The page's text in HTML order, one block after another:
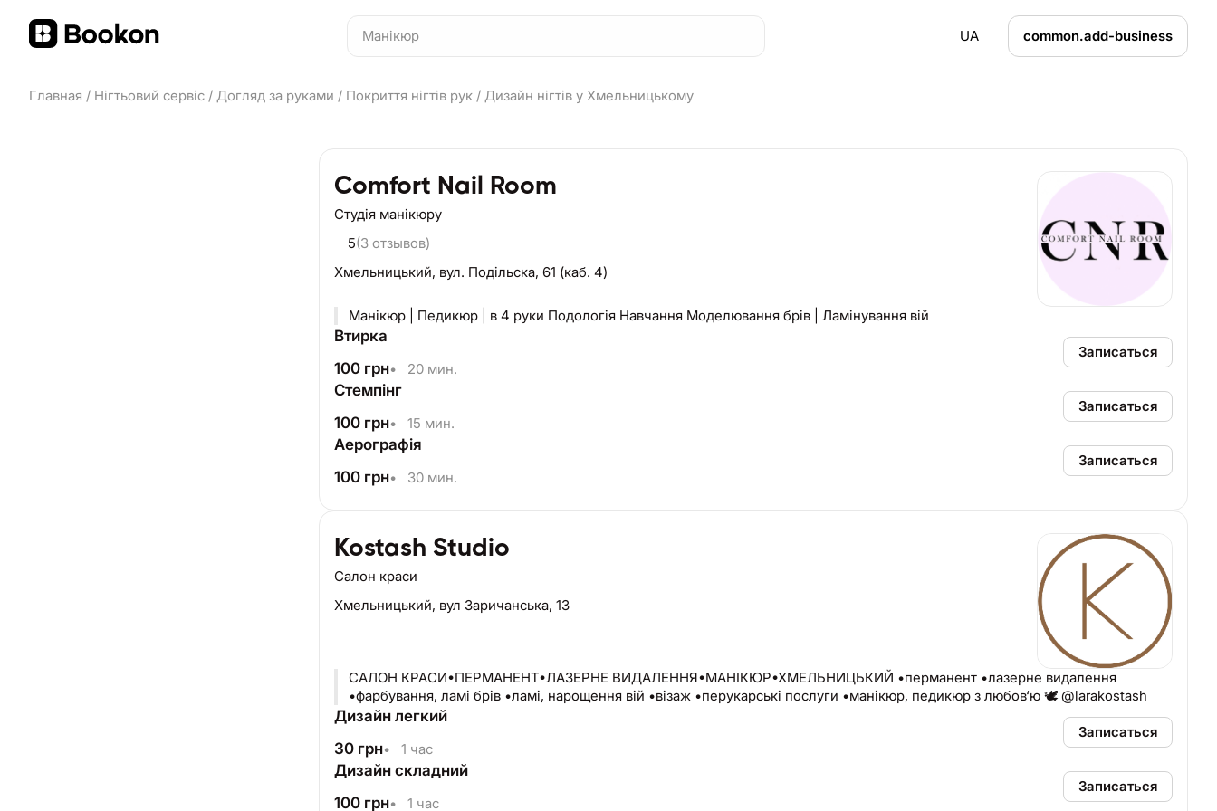
UA common.add-business
Главная / Нігтьовий сервіс / Догляд за руками / Покриття нігтів рук / Дизайн нігтів у Хмельницькому
Comfort Nail Room
Студія манікюру
5(3 отзывов)
Хмельницький, вул. Подільска, 61 (каб. 4)
Манікюр | Педикюр | в 4 руки Подологія Навчання Моделювання брів | Ламінування вій
Втирка
100 грн• 20 мин.
Записаться
Стемпінг
100 грн• 15 мин.
Записаться
Аерографія
100 грн• 30 мин.
Записаться
Kostash Studio
Салон краси
Хмельницький, вул Заричанська, 13
САЛОН КРАСИ•ПЕРМАНЕНТ•ЛАЗЕРНЕ ВИДАЛЕННЯ•МАНІКЮР•ХМЕЛЬНИЦЬКИЙ •перманент •лазерне видалення
•фарбування, ламі брів •ламі, нарощення вій •візаж •перукарські послуги •манікюр, педикюр з любов‘ю 🕊 @larakostash
Дизайн легкий
30 грн• 1 час
Записаться
Дизайн складний
100 грн• 1 час
Записаться